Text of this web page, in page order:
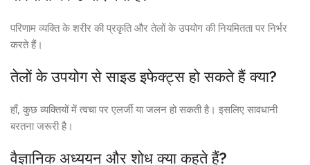
परिणाम व्यक्ति के शरीर की प्रकृति और तेलों के उपयोग की नियमितता पर निर्भर
करते हैं।
तेलों के उपयोग से साइड इफेक्ट्स हो सकते हैं क्या?
हाँ, कुछ व्यक्तियों में त्वचा पर एलर्जी या जलन हो सकती है। इसलिए सावधानी
बरतना जरूरी है।
वैज्ञानिक अध्ययन और शोध क्या कहते हैं?